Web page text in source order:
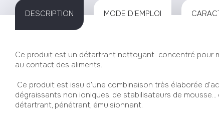
DESCRIPTION MODE D'EMPLOI
Ce produit est un détartrant nettoyant concentré pour
au contact des aliments.
Ce produit est issu d'une combinaison très élaborée
dégraissants non ioniques, de stabilisateurs de
détartrant, pénétrant, émulsionnant.